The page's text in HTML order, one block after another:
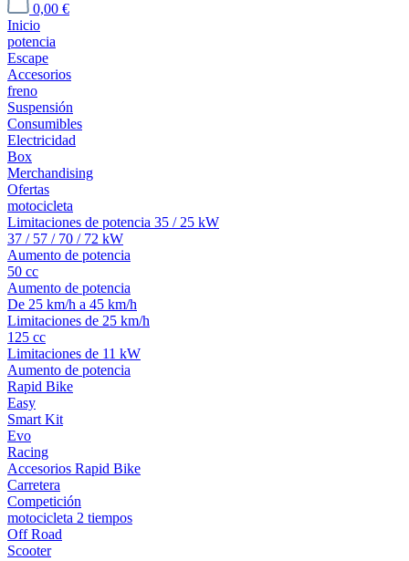
0,00 €
Inicio
potencia
Escape
Accesorios
freno
Suspensión
Consumibles
Electricidad
Box
Merchandising
Ofertas
motocicleta
Limitaciones de potencia 35 / 25 kW
37 / 57 / 70 / 72 kW
Aumento de potencia
50 cc
Aumento de potencia
De 25 km/h a 45 km/h
Limitaciones de 25 km/h
125 cc
Limitaciones de 11 kW
Aumento de potencia
Rapid Bike
Easy
Smart Kit
Evo
Racing
Accesorios Rapid Bike
Carretera
Competición
motocicleta 2 tiempos
Off Road
Scooter